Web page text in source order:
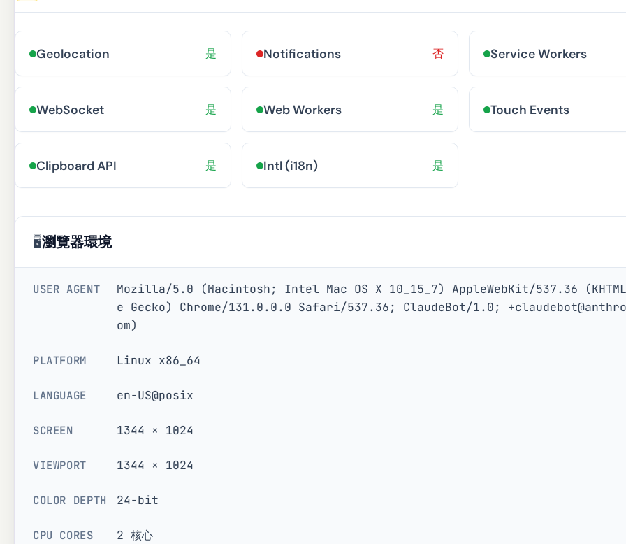
Geolocation 是 Notifications 否 Service Workers
WebSocket 是 Web Workers 是 Touch Events
Clipboard API 是 Intl (i18n) 是
🖥瀏覽器環境
USER AGENT
Mozilla/5.0 (Macintosh; Intel Mac OS X 10_15_7) AppleWebKit/537.36
e Gecko) Chrome/131.0.0.0 Safari/537.36; ClaudeBot/1.0;
om)
PLATFORM Linux x86_64
LANGUAGE en-US@posix
SCREEN 1344 × 1024
VIEWPORT 1344 × 1024
COLOR DEPTH 24-bit
CPU CORES 2 核心